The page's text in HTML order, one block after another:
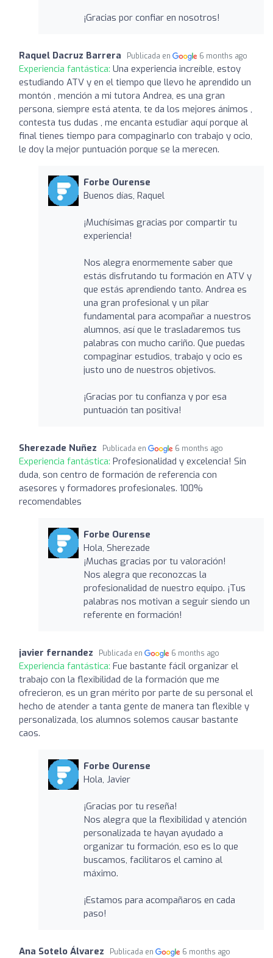
¡Gracias por confiar en nosotros!
Raquel Dacruz Barrera Publicada en 6 months ago
Experiencia fantástica: Una experiencia increíble, estoy
estudiando ATV y en el tiempo que llevo he aprendido un
montón , mención a mi tutora Andrea, es una gran
persona, siempre está atenta, te da los mejores ánimos ,
contesta tus dudas , me encanta estudiar aquí porque al
final tienes tiempo para compaginarlo con trabajo y ocio,
le doy la mejor puntuación porque se la merecen.
Forbe Ourense
Buenos días, Raquel
¡Muchísimas gracias por compartir tu
experiencia!
Nos alegra enormemente saber que
estás disfrutando tu formación en ATV y
que estás aprendiendo tanto. Andrea es
una gran profesional y un pilar
fundamental para acompañar a nuestros
alumnos, así que le trasladaremos tus
palabras con mucho cariño. Que puedas
compaginar estudios, trabajo y ocio es
justo uno de nuestros objetivos.
¡Gracias por tu confianza y por esa
puntuación tan positiva!
Sherezade Nuñez Publicada en 6 months ago
Experiencia fantástica: Profesionalidad y excelencia! Sin
duda, son centro de formación de referencia con
asesores y formadores profesionales. 100%
recomendables
Forbe Ourense
Hola, Sherezade
¡Muchas gracias por tu valoración!
Nos alegra que reconozcas la
profesionalidad de nuestro equipo. ¡Tus
palabras nos motivan a seguir siendo un
referente en formación!
javier fernandez Publicada en 6 months ago
Experiencia fantástica: Fue bastante fácil organizar el
trabajo con la flexibilidad de la formación que me
ofrecieron, es un gran mérito por parte de su personal el
hecho de atender a tanta gente de manera tan flexible y
personalizada, los alumnos solemos causar bastante
caos.
Forbe Ourense
Hola, Javier
¡Gracias por tu reseña!
Nos alegra que la flexibilidad y atención
personalizada te hayan ayudado a
organizar tu formación, eso es lo que
buscamos, facilitaros el camino al
máximo.
¡Estamos para acompañaros en cada
paso!
Ana Sotelo Álvarez Publicada en 6 months ago